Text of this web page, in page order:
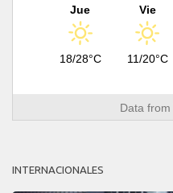
Jue
18/28°C
Vie
11/20°C
Data from
INTERNACIONALES